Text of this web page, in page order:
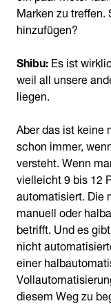
Marken zu
hinzufügen?
Shibu:Es ist
weil all unsere
liegen.
Aber das ist keine
schon immer,
versteht. Wenn
vielleicht 9 bis 12
automatisiert. Die
manuell oder
betrifft. Und es
nicht
einer
diesem Weg zu